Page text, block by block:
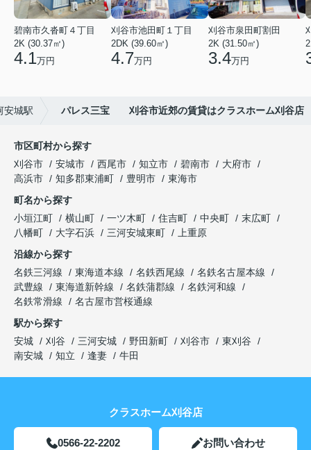
碧南市久沓町４丁目
2K (30.37㎡)
4.1万円
刈谷市池田町１丁目
2DK (39.60㎡)
4.7万円
刈谷市泉田町割田
2K (31.50㎡)
3.4万円
安城駅 パレス三宝 刈谷市近郊の賃貸はクラスホーム刈谷店
市区町村から探す
刈谷市
安城市 西尾市 知立市 碧南市
大府市
高浜市
知多郡東浦町 豊明市
東海市
町名から探す
小垣江町
横山町 一ツ木町 住吉町 中央町
末広町
八幡町
大字石浜 三河安城東町
上重原
沿線から探す
名鉄三河線
東海道本線 名鉄西尾線
名鉄名古屋本線
武豊線
東海道新幹線 名鉄蒲郡線
名鉄河和線
名鉄常滑線
名古屋市営桜通線
駅から探す
安城
刈谷 三河安城 野田新町 刈谷市
東刈谷
南安城
知立 逢妻 牛田
クラスホーム刈谷店
0566-22-2202 お問い合わせ